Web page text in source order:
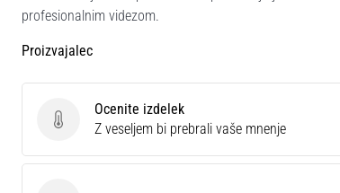
profesionalnim videzom.
Proizvajalec
Ocenite izdelek
Ocenite izdelek
Z veseljem bi prebrali vaše mnenje